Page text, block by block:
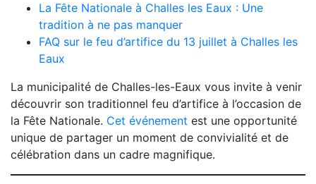
La Fête Nationale à Challes les Eaux : Une
tradition à ne pas manquer
FAQ sur le feu d’artifice du 13 juillet à Challes les
Eaux
La municipalité de Challes-les-Eaux vous invite à venir
découvrir son traditionnel feu d’artifice à l’occasion de
la Fête Nationale. Cet événement est une opportunité
unique de partager un moment de convivialité et de
célébration dans un cadre magnifique.